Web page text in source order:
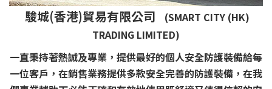
駿城(香港)貿易有限公司
(SMART CITY (HK)
TRADING LIMITED)
一直秉持著熱誠及專業，提供最好的個人安全防護裝備給每
一位客戶，在銷售業務提供多款安全完善的防護裝備，在我